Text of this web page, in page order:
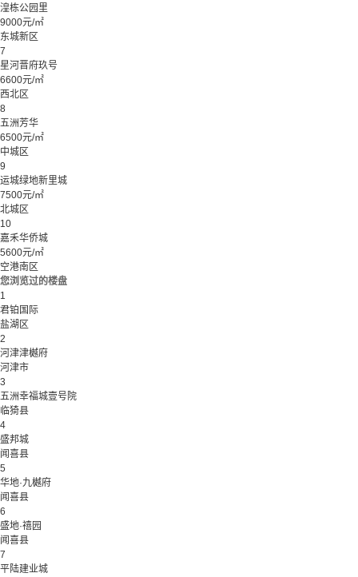
湟栋公园里
9000元/㎡
东城新区
7
星河晋府玖号
6600元/㎡
西北区
8
五洲芳华
6500元/㎡
中城区
9
运城绿地新里城
7500元/㎡
北城区
10
嘉禾华侨城
5600元/㎡
空港南区
您浏览过的楼盘
1
君铂国际
盐湖区
2
河津津樾府
河津市
3
五洲幸福城壹号院
临猗县
4
盛邦城
闻喜县
5
华地·九樾府
闻喜县
6
盛地·禧园
闻喜县
7
平陆建业城